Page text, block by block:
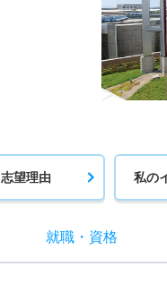
志望理由 私の
就職・ 資格